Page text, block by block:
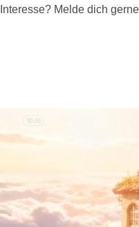
Interesse? Melde dich